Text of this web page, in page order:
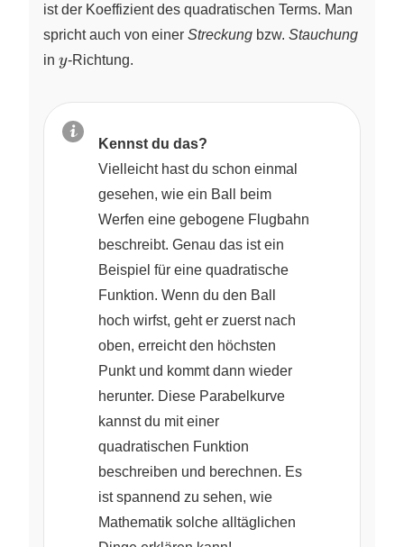
ist der Koeffizient des quadratischen Terms. Man
spricht auch von einer Streckung bzw. Stauchung
in y
y-Richtung.
Kennst du das?
Vielleicht hast du schon einmal
gesehen, wie ein Ball beim
Werfen eine gebogene Flugbahn
beschreibt. Genau das ist ein
Beispiel für eine quadratische
Funktion. Wenn du den Ball
hoch wirfst, geht er zuerst nach
oben, erreicht den höchsten
Punkt und kommt dann wieder
herunter. Diese Parabelkurve
kannst du mit einer
quadratischen Funktion
beschreiben und berechnen. Es
ist spannend zu sehen, wie
Mathematik solche alltäglichen